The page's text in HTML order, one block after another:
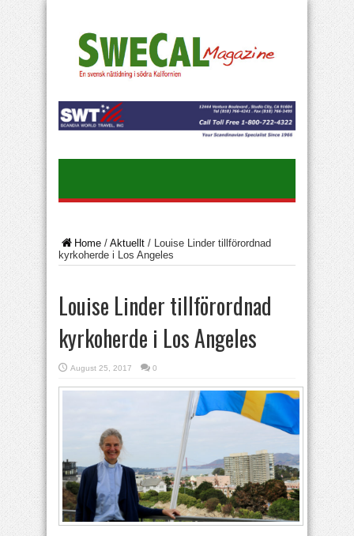
Home / Aktuellt / Louise Linder tillförordnad
kyrkoherde i Los Angeles
Louise Linder tillförordnad
kyrkoherde i Los Angeles
August 25, 2017 0